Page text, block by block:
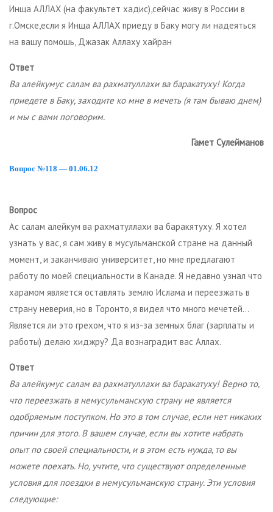
Инща АЛЛАХ (на факультет хадис),сейчас живу в России в
г.Омске,если я Инща АЛЛАХ приеду в Баку могу ли надеяться
на вашу помошь, Джазак Аллаху хайран
Ответ
Ва алейкумус салам ва рахматуллахи ва баракатуху! Когда
приедете в Баку, заходите ко мне в мечеть (я там бываю днем)
и мы с вами поговорим.
Гамет Сулейманов
Вопрос №118 — 01.06.12
Вопрос
Ас салам алейкум ва рахматуллахи ва баракятуху. Я хотел
узнать у вас, я сам живу в мусульманской стране на данный
момент, и заканчиваю университет, но мне предлагают
работу по моей специальности в Канаде. Я недавно узнал что
харамом является оставлять землю Ислама и переезжать в
страну неверия, но в Торонто, я видел что много мечетей…
Является ли это грехом, что я из-за земных благ (зарплаты и
работы) делаю хиджру? Да вознаградит вас Аллах.
Ответ
Ва алейкумус салам ва рахматуллахи ва баракатуху! Верно то,
что переезжать в немусульманскую страну не является
одобряемым поступком. Но это в том случае, если нет никаких
причин для этого. В вашем случае, если вы хотите набрать
опыт по своей специальности, и в этом есть нужда, то вы
можете поехать. Но, учтите, что существуют определенные
условия для поездки в немусульманскую страну. Эти условия
следующие: